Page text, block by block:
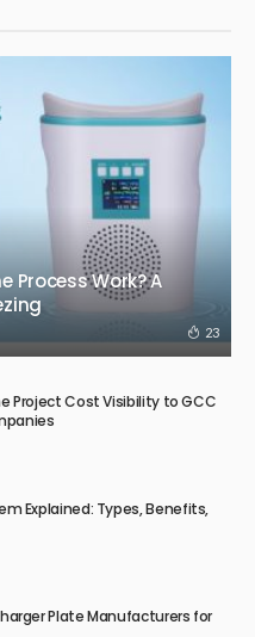
Process Work? A
23
Project Cost Visibility to GCC
Explained: Types, Benefits,
Plate Manufacturers for